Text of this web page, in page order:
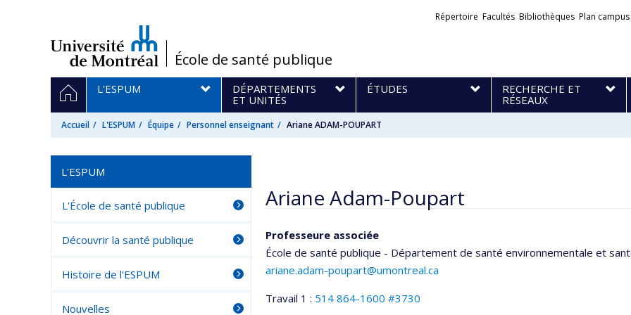
/École de santé publique
Liens
Répertoire Facultés Bibliothèques Plan campus
Navigation
principale
ACCUEIL
L'ESPUM
DÉPARTEMENTS
ET UNITÉS
ÉTUDES
RECHERCHE ET
RÉSEAUX
Accueil L'ESPUM Équipe Personnel enseignant Ariane ADAM-POUPART
Ariane Adam-Poupart
Professeure associée
École de santé publique - Département de santé environnementale et
ariane.adam-poupart@umontreal.ca
Travail 1 : 514 864-1600 #3730
L'ESPUM
L'École de santé publique
Découvrir la santé publique
Histoire de l'ESPUM
Nouvelles